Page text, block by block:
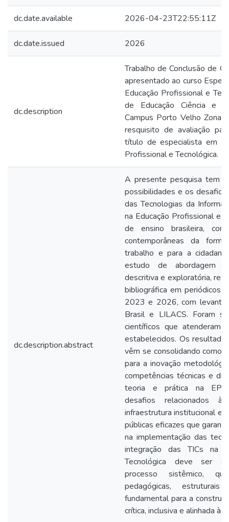
dc.date.available 2026-04-23T22:55:11Z
dc.date.issued 2026
dc.description
Trabalho de Conclusão de
apresentado ao curso
Educação Profissional e
de Educação Ciência e
Campus Porto Velho Zona
resquisito de avaliação
título de especialista em
Profissional e Tecnológica.
dc.description.abstract
A presente pesquisa tem
possibilidades e os
das Tecnologias da
na Educação Profissional e
de ensino brasileira,
contemporâneas da
trabalho e para a
estudo de abordagem
descritiva e exploratória,
bibliográfica em periódicos
2023 e 2026, com
Brasil e LILACS. Foram
científicos que atenderam
estabelecidos. Os
vêm se consolidando como
para a inovação
competências técnicas e
teoria e prática na EPT.
desafios relacionados
infraestrutura institucional e
públicas eficazes que
na implementação das
integração das TICs na
Tecnológica deve ser
processo sistêmico,
pedagógicas,
fundamental para a
crítica, inclusiva e alinhada